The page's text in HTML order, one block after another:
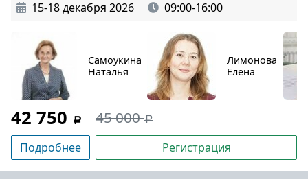
15-18 декабря 2026 09:00-16:00
Самоукина
Наталья
Лимонова
Елена
42 750 45 000
Подробнее Регистрация